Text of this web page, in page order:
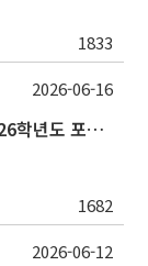
1833
[혁신융합대학사업 차세대반도체분야] 2026학년도 포항공과대학교 2학기 교류 수학 안내
1682
2026-06-16
2026-06-12